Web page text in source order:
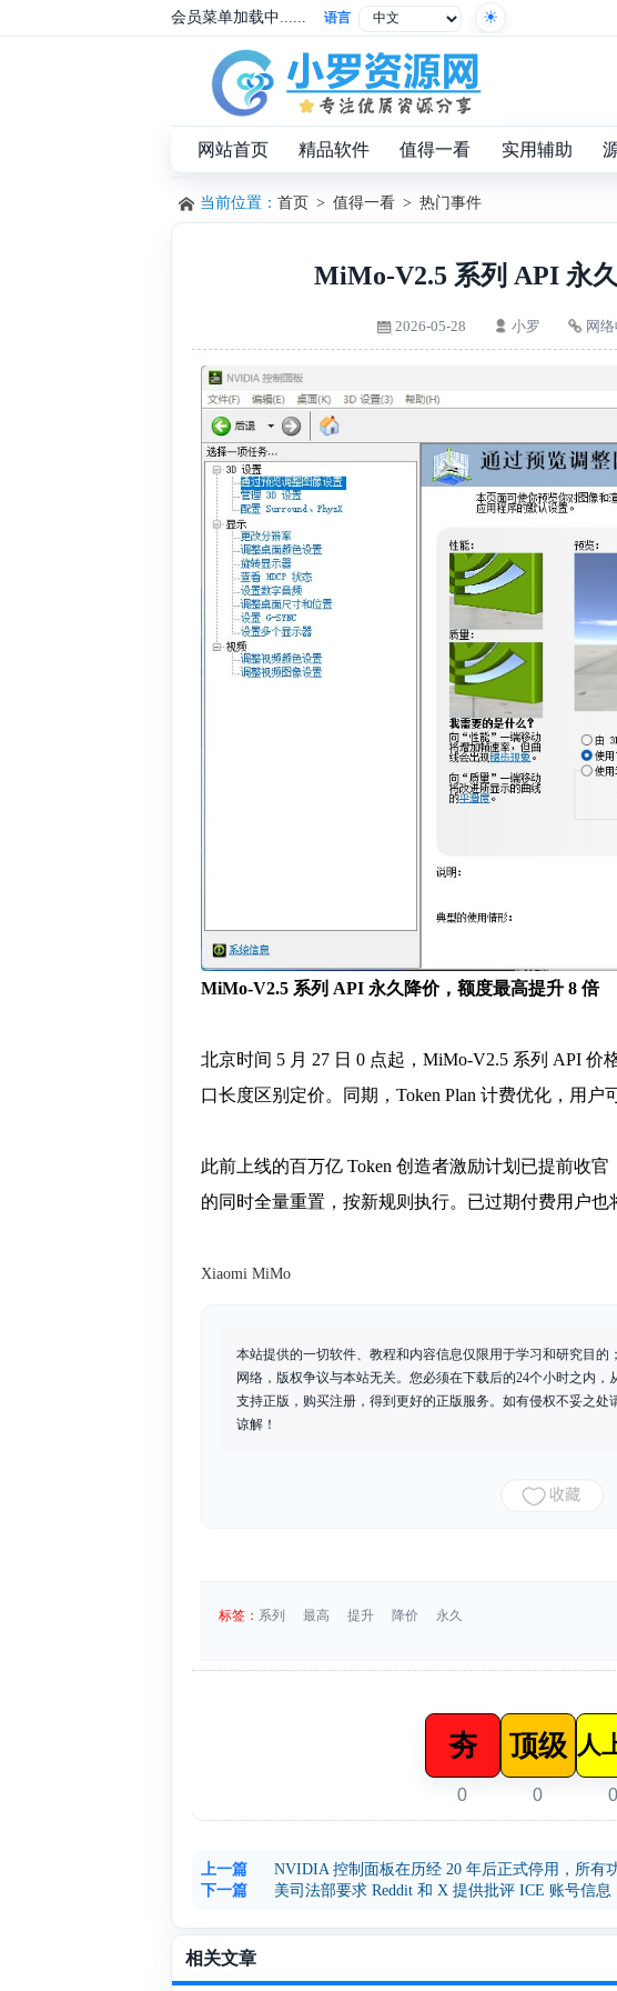
会员菜单加载中...... 语言
网站首页 精品软件 值得一看 实用辅助
当前位置： 首页 > 值得一看 > 热门事件
MiMo-V2.5 系列 API 永
2026-05-28 小罗 网
MiMo-V2.5 系列 API 永久降价，额度最高提升 8 倍
北京时间 5 月 27 日 0 点起，MiMo-V2.5 系列 API
口长度区别定价。同期，Token Plan 计费优化，用户
此前上线的百万亿 Token 创造者激励计划已提前收
的同时全量重置，按新规则执行。已过期付费用户也
Xiaomi MiMo
本站提供的一切软件、教程和内容信息仅限用于学习和研究目
网络，版权争议与本站无关。您必须在下载后的24个小时之内
支持正版，购买注册，得到更好的正版服务。如有侵权不妥之处
谅解！
标签： 系列 最高 提升 降价 永久
夯
0
顶级
0
人
0
上一篇
NVIDIA 控制面板在历经 20 年后正式停用，所有
下一篇
美司法部要求 Reddit 和 X 提供批评 ICE 账号信息
相关文章